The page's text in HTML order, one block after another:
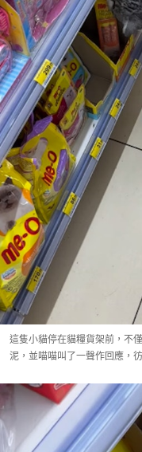
這隻小貓停在貓糧貨架前，不
泥，並喵喵叫了一聲作回應，